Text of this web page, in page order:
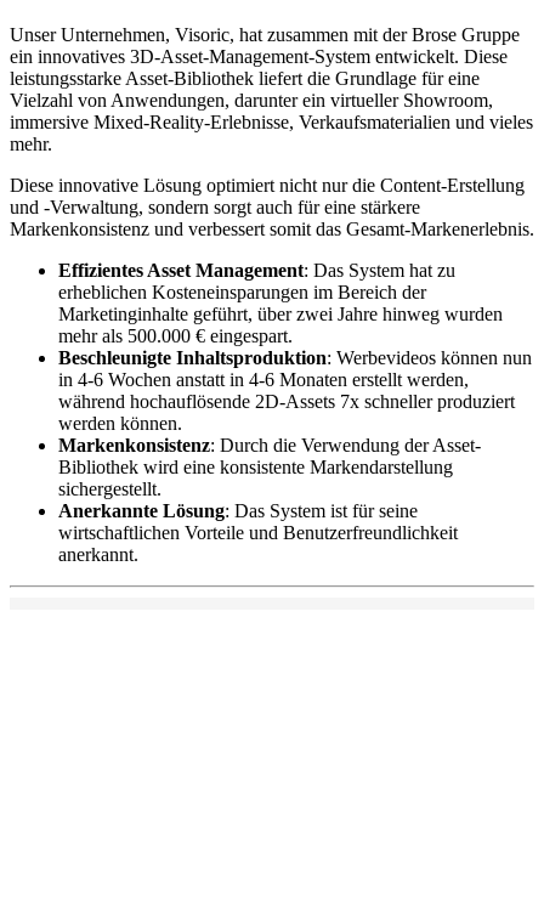
Unser Unternehmen, Visoric, hat zusammen mit der Brose Gruppe
ein innovatives 3D-Asset-Management-System entwickelt. Diese
leistungsstarke Asset-Bibliothek liefert die Grundlage für eine
Vielzahl von Anwendungen, darunter ein virtueller Showroom,
immersive Mixed-Reality-Erlebnisse, Verkaufsmaterialien und vieles
mehr.
Diese innovative Lösung optimiert nicht nur die Content-Erstellung
und -Verwaltung, sondern sorgt auch für eine stärkere
Markenkonsistenz und verbessert somit das Gesamt-Markenerlebnis.
Effizientes Asset Management: Das System hat zu
erheblichen Kosteneinsparungen im Bereich der
Marketinginhalte geführt, über zwei Jahre hinweg wurden
mehr als 500.000 € eingespart.
Beschleunigte Inhaltsproduktion: Werbevideos können nun
in 4-6 Wochen anstatt in 4-6 Monaten erstellt werden,
während hochauflösende 2D-Assets 7x schneller produziert
werden können.
Markenkonsistenz: Durch die Verwendung der Asset-
Bibliothek wird eine konsistente Markendarstellung
sichergestellt.
Anerkannte Lösung: Das System ist für seine
wirtschaftlichen Vorteile und Benutzerfreundlichkeit
anerkannt.